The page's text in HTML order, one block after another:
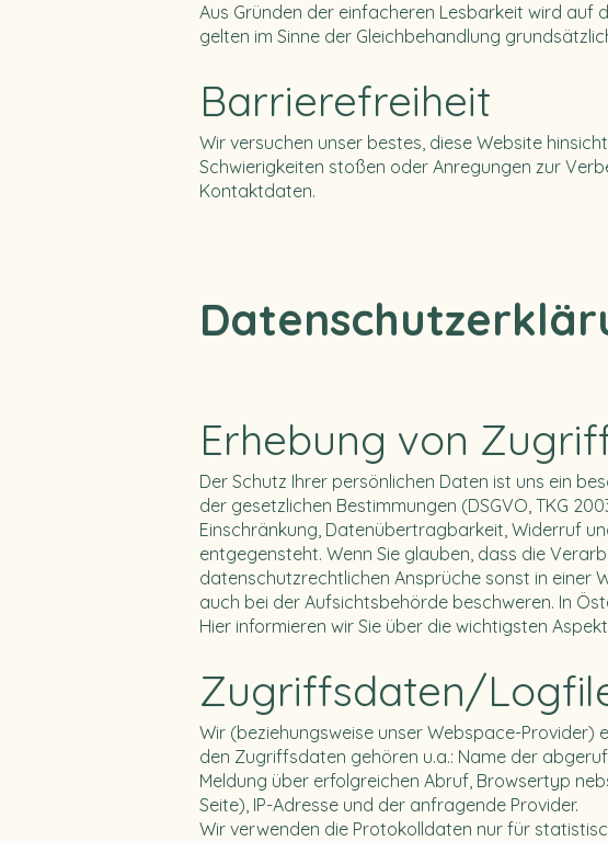
Aus Gründen der einfacheren Lesbarkeit wird
gelten im Sinne der Gleichbehandlung
Barrierefreiheit
Wir versuchen unser bestes, diese Website
Schwierigkeiten stoßen oder Anregungen zur
Kontaktdaten.
Erhebung von
Der Schutz Ihrer persönlichen Daten ist uns ein
der gesetzlichen Bestimmungen (DSGVO, TKG
Einschränkung, Datenübertragbarkeit, Widerruf
entgegensteht. Wenn Sie glauben, dass die
datenschutzrechtlichen Ansprüche sonst in einer
auch bei der Aufsichtsbehörde beschweren. In
Hier informieren wir Sie über die wichtigsten
Zugriffsdaten/
Wir (beziehungsweise unser Webspace-
den Zugriffsdaten gehören u.a.: Name der
Meldung über erfolgreichen Abruf, Browsertyp
Seite), IP-Adresse und der anfragende Provider.
Wir verwenden die Protokolldaten nur für